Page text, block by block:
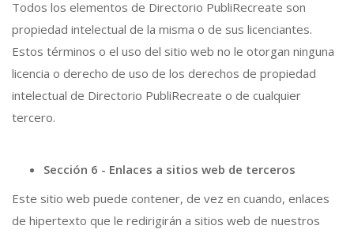
Todos los elementos de Directorio PubliRecreate son
propiedad intelectual de la misma o de sus licenciantes.
Estos términos o el uso del sitio web no le otorgan ninguna
licencia o derecho de uso de los derechos de propiedad
intelectual de Directorio PubliRecreate o de cualquier
tercero.
Sección 6 - Enlaces a sitios web de terceros
Este sitio web puede contener, de vez en cuando, enlaces
de hipertexto que le redirigirán a sitios web de nuestros